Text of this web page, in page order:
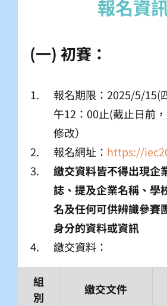
(一) 初賽：
報名期限：2025/5/15(
午12：00止(截止日前
修改）
報名網址： https://
繳交資料皆不得出現企
誌、提及企業名稱、學
名及任何可供辨識參賽
身分的資料或資訊
繳交資料：
組
別
繳交文件